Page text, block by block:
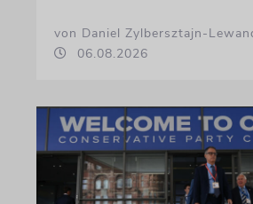
von Daniel Zylbersztajn-
06.08.2026